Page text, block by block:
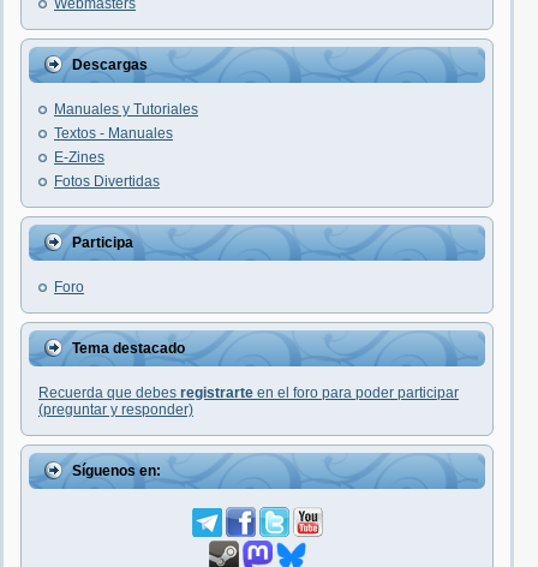
Webmasters
Descargas
Manuales y Tutoriales
Textos - Manuales
E-Zines
Fotos Divertidas
Participa
Foro
Tema destacado
Recuerda que debes registrarte en el foro para poder participar
(preguntar y responder)
Síguenos en: